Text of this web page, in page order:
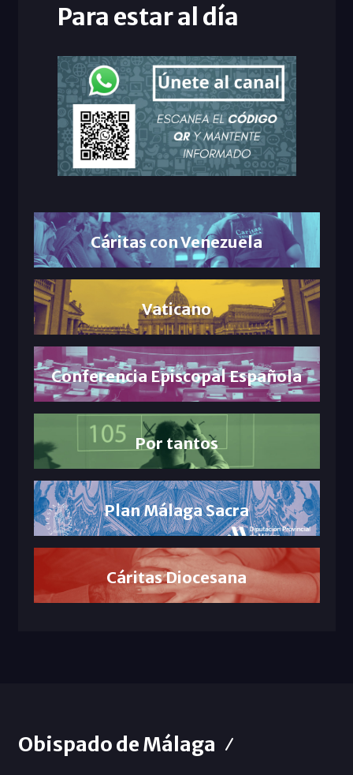
Para estar al día
Cáritas con Venezuela
Vaticano
Conferencia Episcopal Española
Por tantos
Plan Málaga Sacra
Cáritas Diocesana
Obispado de Málaga